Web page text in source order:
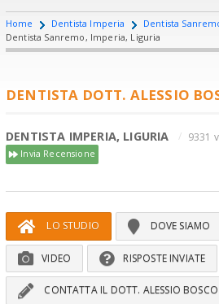
Home Dentista Imperia Dentista
Dentista Sanremo, Imperia, Liguria
DENTISTA DOTT. ALESSIO
DENTISTA IMPERIA, LIGURIA 9331
Invia Recensione
LO STUDIO DOVE SIAMO
VIDEO RISPOSTE INVIATE
CONTATTA IL DOTT. ALESSIO BOSCO